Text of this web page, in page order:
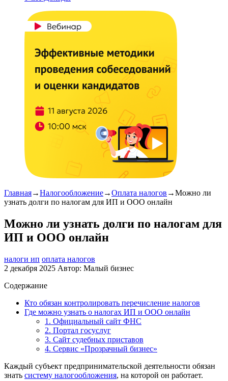
Главная→Налогообложение→Оплата налогов →Можно ли
узнать долги по налогам для ИП и ООО онлайн
Можно ли узнать долги по налогам для
ИП и ООО онлайн
налоги ип оплата налогов
2 декабря 2025 Автор: Малый бизнес
Содержание
Кто обязан контролировать перечисление налогов
Где можно узнать о налогах ИП и ООО онлайн
1. Официальный сайт ФНС
2. Портал госуслуг
3. Сайт судебных приставов
4. Сервис «Прозрачный бизнес»
Каждый субъект предпринимательской деятельности обязан
знать систему налогообложения, на которой он работает.